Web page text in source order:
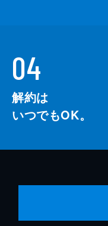
04
解約は
いつでもOK。